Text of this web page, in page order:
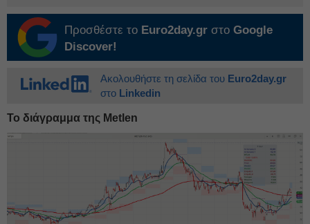
Προσθέστε το Euro2day.gr στο Google
Discover!
Ακολουθήστε τη σελίδα του Euro2day.gr
στο Linkedin
Το διάγραμμα της Metlen